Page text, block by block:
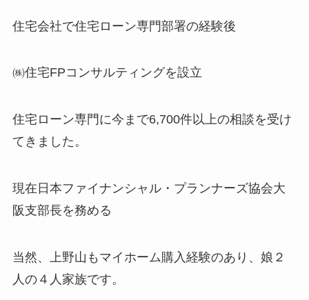
住宅会社で住宅ローン専門部署の経験後
㈱住宅FPコンサルティングを設立
住宅ローン専門に今まで6,700件以上の相談を受け
てきました。
現在日本ファイナンシャル・プランナーズ協会大
阪支部長を務める
当然、上野山もマイホーム購入経験のあり、娘２
人の４人家族です。